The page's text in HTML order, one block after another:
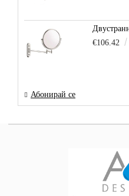
€106.42
Абонирай се